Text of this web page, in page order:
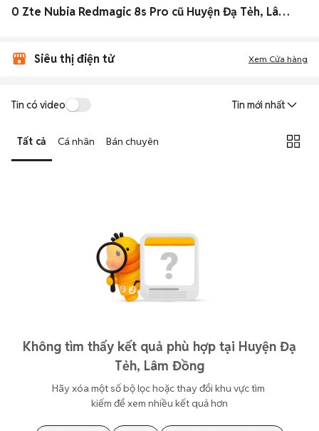
0 Zte Nubia Redmagic 8s Pro cũ Huyện Đạ Tẻh, Lâm Đồng đẹp
Siêu thị điện tử Xem Cửa hàng
Tin có video Tin mới nhất
Tất cả Cá nhân Bán chuyên
Không tìm thấy kết quả phù hợp tại Huyện Đạ
Tẻh, Lâm Đồng
Hãy xóa một số bộ lọc hoặc thay đổi khu vực tìm
kiếm để xem nhiều kết quả hơn